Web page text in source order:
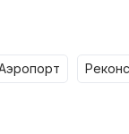
аэропорт